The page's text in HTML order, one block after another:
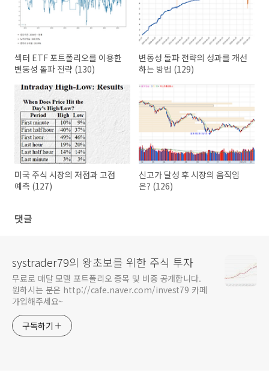
섹터 ETF 포트폴리오를 이용한
변동성 돌파 전략 (130)
변동성 돌파 전략의 성과를 개선
하는 방법 (129)
미국 주식 시장의 저점과 고점
예측 (127)
신고가 달성 후 시장의 움직임
은? (126)
댓글
systrader79의 왕초보를 위한 주식 투자
무료로 매달 모델 포트폴리오 종목 및 비중 공개합니다.
원하시는 분은 http://cafe.naver.com/invest79 카페
가입해주세요~
구독하기